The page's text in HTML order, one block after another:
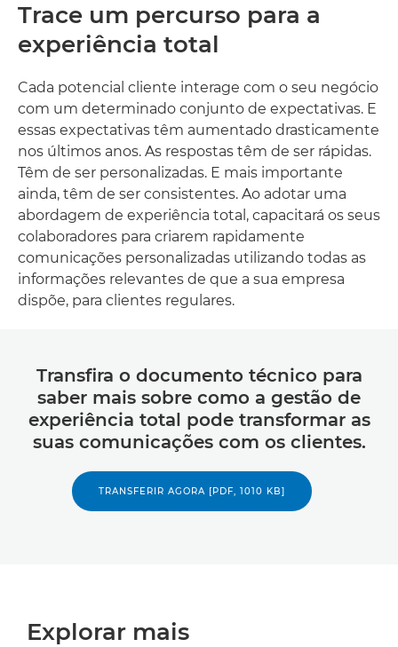
Trace um percurso para a
experiência total
Cada potencial cliente interage com o seu negócio
com um determinado conjunto de expectativas. E
essas expectativas têm aumentado drasticamente
nos últimos anos. As respostas têm de ser rápidas.
Têm de ser personalizadas. E mais importante
ainda, têm de ser consistentes. Ao adotar uma
abordagem de experiência total, capacitará os seus
colaboradores para criarem rapidamente
comunicações personalizadas utilizando todas as
informações relevantes de que a sua empresa
dispõe, para clientes regulares.
Transfira o documento técnico para
saber mais sobre como a gestão de
experiência total pode transformar as
suas comunicações com os clientes.
TRANSFERIR AGORA [PDF, 1010 KB]
Explorar mais